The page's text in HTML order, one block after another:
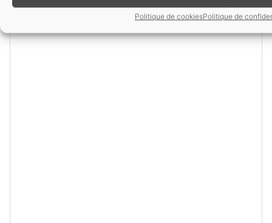
Politique de cookiesPolitique de